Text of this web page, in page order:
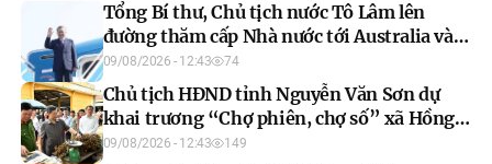
Tổng Bí thư, Chủ tịch nước Tô Lâm lên
đường thăm cấp Nhà nước tới Australia và
New Zealand
09/08/2026 - 12:43 74
Chủ tịch HĐND tỉnh Nguyễn Văn Sơn dự
khai trương “Chợ phiên, chợ số” xã Hồng
Thái
09/08/2026 - 12:43 149